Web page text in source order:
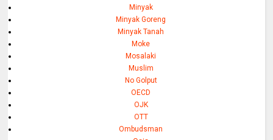
Minyak
Minyak Goreng
Minyak Tanah
Moke
Mosalaki
Muslim
No Golput
OECD
OJK
OTT
Ombudsman